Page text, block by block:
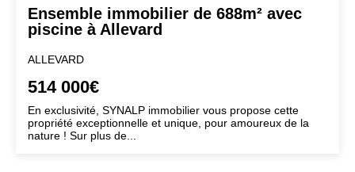
Ensemble immobilier de 688m² avec
piscine à Allevard
ALLEVARD
514 000€
En exclusivité, SYNALP immobilier vous propose cette
propriété exceptionnelle et unique, pour amoureux de la
nature ! Sur plus de...